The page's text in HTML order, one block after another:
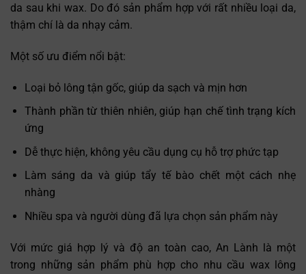
da sau khi wax. Do đó sản phẩm hợp với rất nhiều loại da,
thậm chí là da nhạy cảm.
Một số ưu điểm nổi bật:
Loại bỏ lông tận gốc, giúp da sạch và mịn hơn
Thành phần từ thiên nhiên, giúp hạn chế tình trạng kích
ứng
Dễ thực hiện, không yêu cầu dụng cụ hỗ trợ phức tạp
Làm sáng da và giúp tẩy tế bào chết một cách nhẹ
nhàng
Nhiều spa và người dùng đã lựa chọn sản phẩm này
Với mức giá hợp lý và độ an toàn cao, An Lành là một
trong những sản phẩm phù hợp cho nhu cầu wax lông